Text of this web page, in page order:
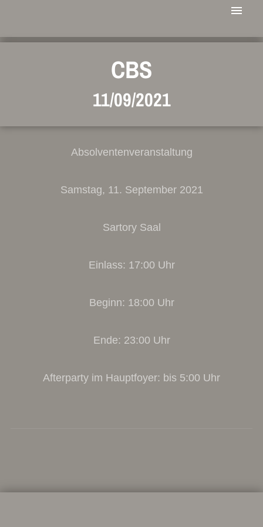
CBS
11/09/2021
Absolventenveranstaltung
Samstag, 11. September 2021
Sartory Saal
Einlass: 17:00 Uhr
Beginn: 18:00 Uhr
Ende: 23:00 Uhr
Afterparty im Hauptfoyer: bis 5:00 Uhr